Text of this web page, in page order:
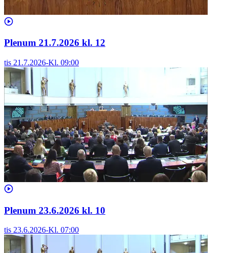
Plenum 21.7.2026 kl. 12
tis 21.7.2026-Kl. 09:00
Plenum 23.6.2026 kl. 10
tis 23.6.2026-Kl. 07:00